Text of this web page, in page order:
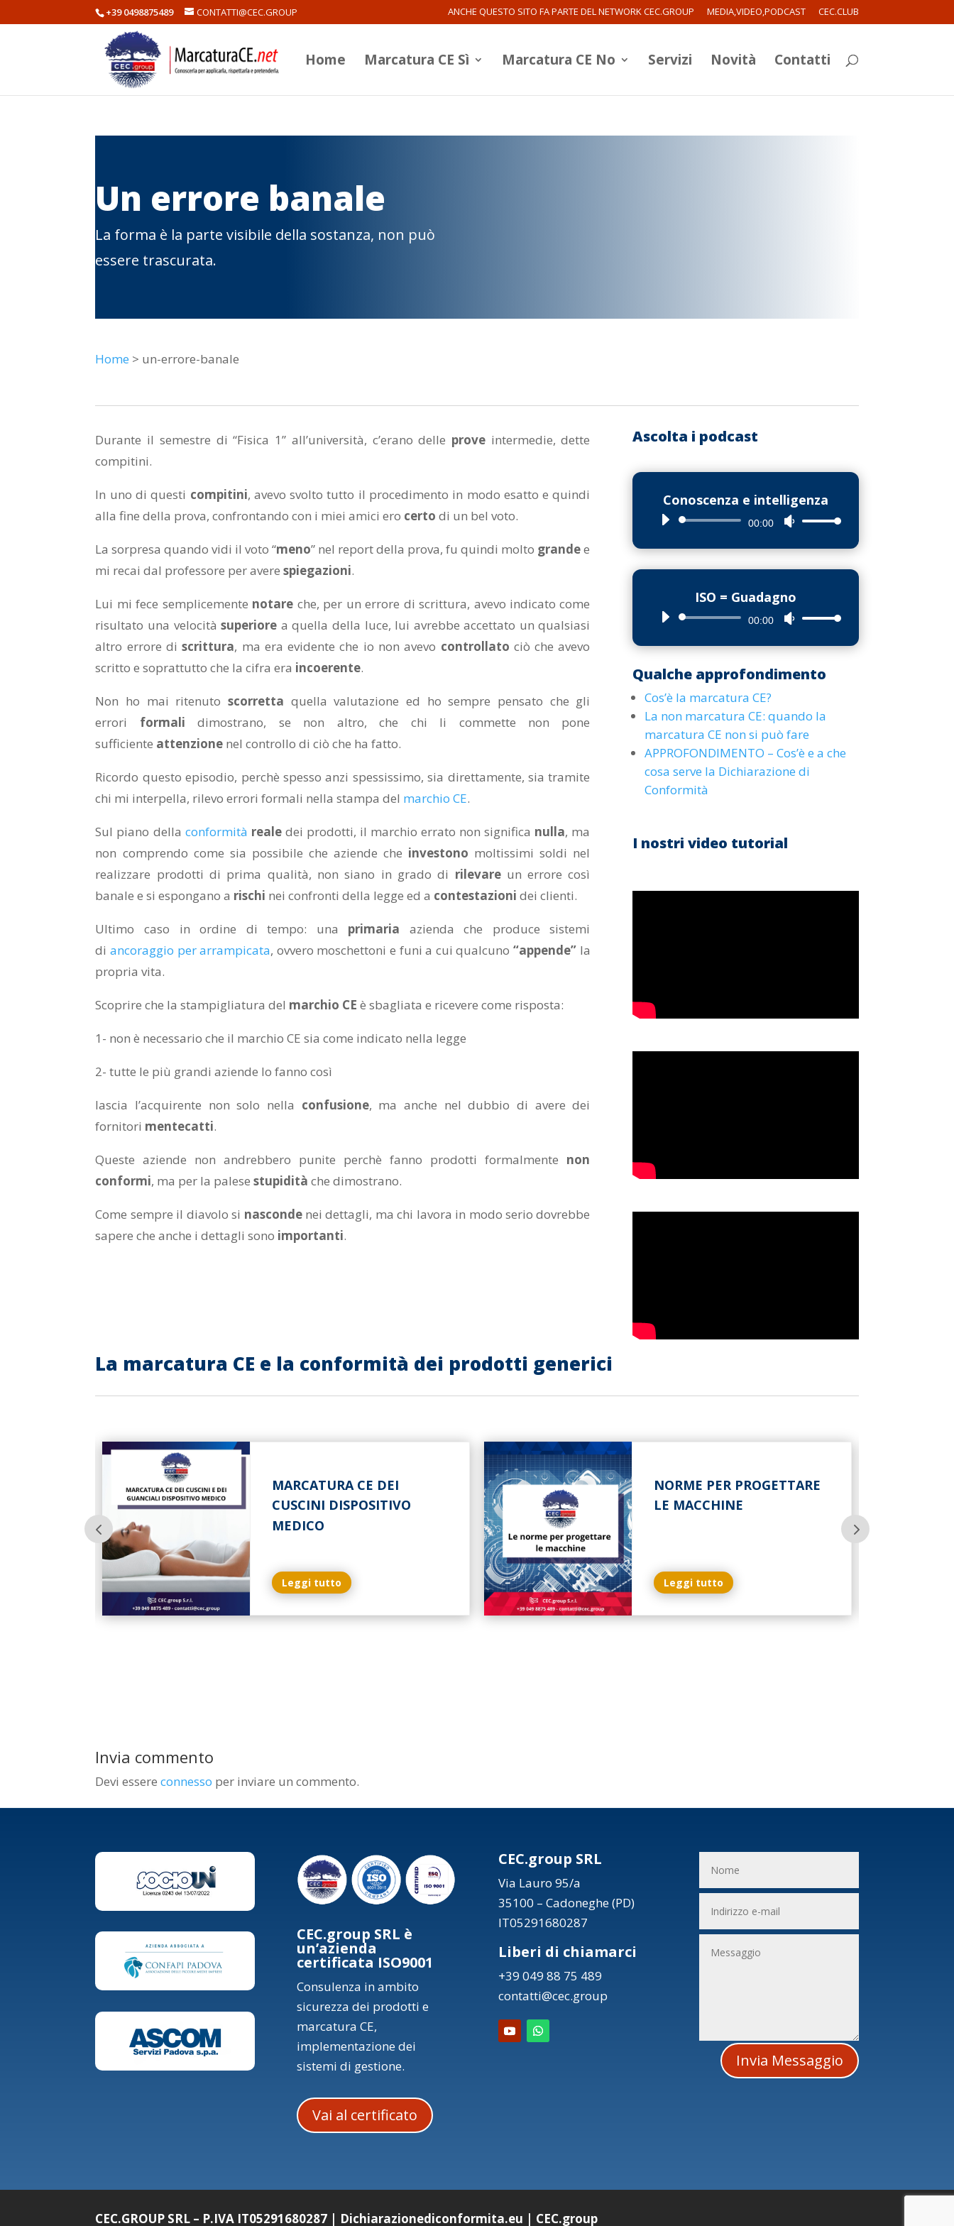
+39 0498875489 CONTATTI@CEC.GROUP ANCHE QUESTO SITO FA PARTE DEL NETWORK CEC.GROUP MEDIA,VIDEO,PODCAST CEC.CLUB
Home Marcatura CE Sì Marcatura CE No Servizi Novità Contatti
Un errore banale
La forma è la parte visibile della sostanza, non può
essere trascurata.
Home > un-errore-banale
Durante il semestre di “Fisica 1” all’università, c’erano delle prove intermedie, dette
compitini.
In uno di questi compitini, avevo svolto tutto il procedimento in modo esatto e quindi
alla fine della prova, confrontando con i miei amici ero certo di un bel voto.
La sorpresa quando vidi il voto “meno” nel report della prova, fu quindi molto grandee
mi recai dal professore per averespiegazioni.
Lui mi fece semplicemente notare che, per un errore di scrittura, avevo indicato come
risultato una velocitàsuperiore a quella della luce, lui avrebbe accettato un qualsiasi
altro errore discrittura, ma era evidente che io non avevo controllato ciò che avevo
scritto e soprattutto che la cifra era incoerente.
Non ho mai ritenutoscorretta quella valutazione ed ho sempre pensato che gli
errori formali dimostrano, se non altro, che chi li commette non pone
sufficiente attenzione nel controllo di ciò che ha fatto.
Ricordo questo episodio, perchè spesso anzi spessissimo, sia direttamente, sia tramite
chi mi interpella, rilevo errori formali nella stampa del marchio CE.
Sul piano della conformità realedei prodotti, il marchio errato non significa nulla, ma
non comprendo come sia possibile che aziende che investono moltissimi soldi nel
realizzare prodotti di prima qualità, non siano in grado di rilevareun errore così
banale e si espongano a rischi nei confronti della legge ed a contestazioni dei clienti.
Ultimo caso in ordine di tempo: una primaria azienda che produce sistemi
di ancoraggio per arrampicata, ovvero moschettoni e funi a cui qualcuno “appende” la
propria vita.
Scoprire che la stampigliatura del marchio CE è sbagliata e ricevere come risposta:
1- non è necessario che il marchio CE sia come indicato nella legge
2- tutte le più grandi aziende lo fanno così
lascia l’acquirente non solo nella confusione, ma anche nel dubbio di avere dei
fornitori mentecatti.
Queste aziende non andrebbero punite perchè fanno prodotti formalmente non
conformi, ma per la palesestupidità che dimostrano.
Come sempre il diavolo si nascondenei dettagli, ma chi lavora in modo serio dovrebbe
sapere che anche i dettagli sono importanti.
Ascolta i podcast
Conoscenza e intelligenza
Audio
00:00
Usa
per
diminuire
volume.
ISO = Guadagno
Audio
00:00
Usa
freccia
per
aumentare
o
diminuire
Qualche approfondimento
Cos’è la marcatura CE?
La non marcatura CE: quando la
marcatura CE non si può fare
APPROFONDIMENTO – Cos’è e a che
cosa serve la Dichiarazione di
Conformità
I nostri video tutorial
La marcatura CE e la conformità dei prodotti generici
MARCATURA CE DEI
CUSCINI DISPOSITIVO
MEDICO
Leggi tutto
NORME PER PROGETTARE
LE MACCHINE
Leggi tutto
Invia commento
Devi essereconnesso per inviare un commento.
CEC.group SRL è
un’azienda
certificata ISO9001
Consulenza in ambito
sicurezza dei prodotti e
marcatura CE,
implementazione dei
sistemi di gestione.
Vai al certificato
CEC.group SRL
Via Lauro 95/a
35100 – Cadoneghe (PD)
IT05291680287
Liberi di chiamarci
+39 049 88 75 489
contatti@cec.group
Invia Messaggio
CEC.GROUP SRL – P.IVA IT05291680287 | Dichiarazionediconformita.eu | CEC.group